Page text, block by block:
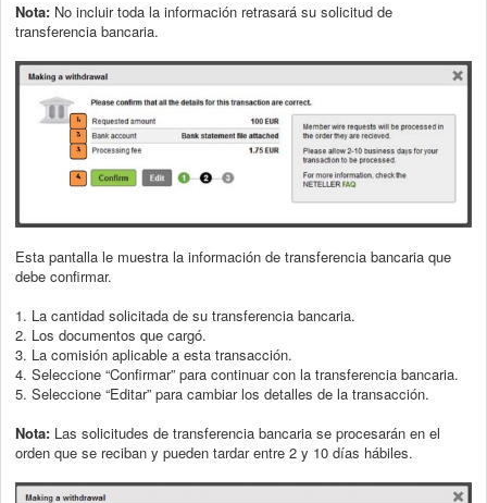
Nota: No incluir toda la información retrasará su solicitud de
transferencia bancaria.
Esta pantalla le muestra la información de transferencia bancaria que
debe confirmar.
1. La cantidad solicitada de su transferencia bancaria.
2. Los documentos que cargó.
3. La comisión aplicable a esta transacción.
4. Seleccione “Confirmar” para continuar con la transferencia bancaria.
5. Seleccione “Editar” para cambiar los detalles de la transacción.
Nota: Las solicitudes de transferencia bancaria se procesarán en el
orden que se reciban y pueden tardar entre 2 y 10 días hábiles.